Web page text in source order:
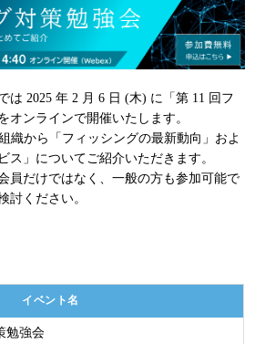
パンフレット
は 2025 年 2 月 6 日 (木) に「第 11 回フ
オンラインで開催いたします。
織から「フィッシングの最新動向」およ
ス」についてご紹介いただきます。
員だけではなく、一般の方も参加可能で
討ください。
イベント名
勉強会